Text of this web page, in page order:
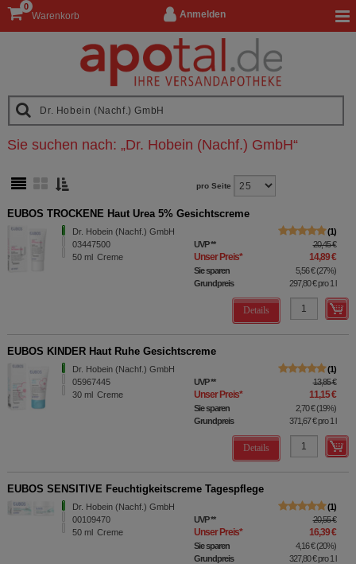
Anmelden
Warenkorb
0
Sie suchen nach: „Dr. Hobein (Nachf.) GmbH“
pro Seite
EUBOS TROCKENE Haut Urea 5% Gesichtscreme
Dr. Hobein (Nachf.) GmbH
03447500
50 ml Creme
1
UVP** 20,45 €
Unser Preis* 14,89 €
Sie sparen 5,56 €(27%)
Grundpreis
297,80 €pro 1 l
Details
EUBOS KINDER Haut Ruhe Gesichtscreme
Dr. Hobein (Nachf.) GmbH
05967445
30 ml Creme
1
UVP** 13,85 €
Unser Preis* 11,15 €
Sie sparen 2,70 €(19%)
Grundpreis
371,67 €pro 1 l
Details
EUBOS SENSITIVE Feuchtigkeitscreme Tagespflege
Dr. Hobein (Nachf.) GmbH
00109470
50 ml Creme
1
UVP** 20,55 €
Unser Preis* 16,39 €
Sie sparen 4,16 €(20%)
Grundpreis
327,80 €pro 1 l